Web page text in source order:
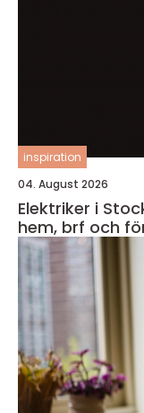
inspiration
04. August 2026
Elektriker i
hem, brf och